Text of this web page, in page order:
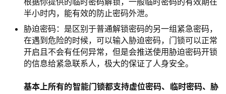
半小时内，能有效的防止密码外泄。
胁迫密码：是区别于普通解锁密码的另一组紧急密码，
在遇到危险的时候，可以输入胁迫密码，门锁可以正常
开启且不会有任何异常，但是会推送使用胁迫密码开锁
的信息给紧急联系人，极大的保证了人身安全。
基本上所有的智能门锁都支持虚位密码、临时密码、胁